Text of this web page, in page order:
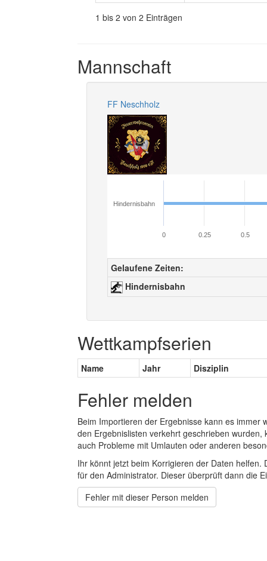
1 bis 2 von 2 Einträgen
Mannschaft
FF Neschholz
Hindernisbahn
0 0.25 0.5
Gelaufene Zeiten:
Hindernisbahn
Wettkampfserien
Name Jahr Disziplin
Fehler melden
Beim Importieren der Ergebnisse kann es
den Ergebnislisten verkehrt geschrieben
auch Probleme mit Umlauten oder anderen
Ihr könnt jetzt beim Korrigieren der Daten
für den Administrator. Dieser überprüft dann die
Fehler mit dieser Person melden